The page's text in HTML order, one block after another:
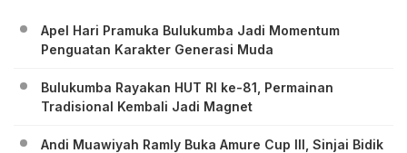
Apel Hari Pramuka Bulukumba Jadi Momentum
Penguatan Karakter Generasi Muda
Bulukumba Rayakan HUT RI ke-81, Permainan
Tradisional Kembali Jadi Magnet
Andi Muawiyah Ramly Buka Amure Cup III, Sinjai Bidik